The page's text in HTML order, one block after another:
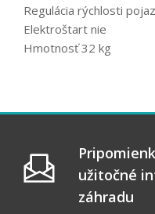
Regulácia rýchlosti
Elektroštart nie
Hmotnosť 32 kg
užitočné
záhradu